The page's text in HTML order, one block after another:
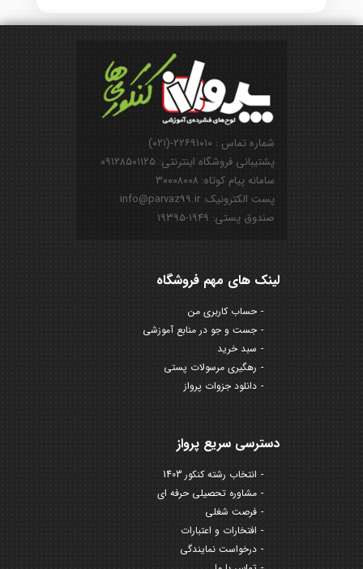
شماره تماس : ۲۲۶۹۱۰۱۰-(۰۲۱)
پشتیبانی فروشگاه اینترنتی: ۰۹۱۲۸۵۰۱۱۲۵
سامانه پیام کوتاه: ۳۰۰۰۸۰۰۸
پست الکترونیک: info@parvaz99.ir
صندوق پستی: ۱۹۴۹-۱۹۳۹۵
لینک های مهم فروشگاه
حساب کاربری من
جست و جو در منابع آموزشی
سبد خرید
رهگیری مرسولات پستی
دانلود جزوات پرواز
دسترسی سریع پرواز
انتخاب رشته کنکور 1403
مشاوره تحصیلی حرفه ای
فرصت شغلی
افتخارات و اعتبارات
درخواست نمایندگی